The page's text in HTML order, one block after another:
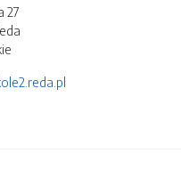
27